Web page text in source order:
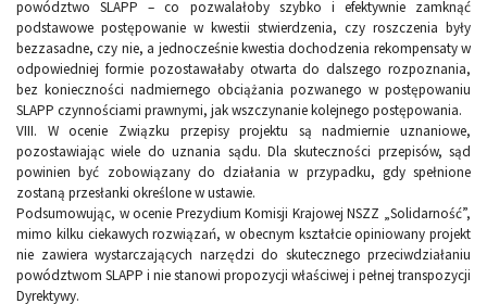
powództwo SLAPP – co pozwalałoby szybko i efektywnie zamknąć
podstawowe postępowanie w kwestii stwierdzenia, czy roszczenia były
bezzasadne, czy nie, a jednocześnie kwestia dochodzenia rekompensaty w
odpowiedniej formie pozostawałaby otwarta do dalszego rozpoznania,
bez konieczności nadmiernego obciążania pozwanego w postępowaniu
SLAPP czynnościami prawnymi, jak wszczynanie kolejnego postępowania.
VIII. W ocenie Związku przepisy projektu są nadmiernie uznaniowe,
pozostawiając wiele do uznania sądu. Dla skuteczności przepisów, sąd
powinien być zobowiązany do działania w przypadku, gdy spełnione
zostaną przesłanki określone w ustawie.
Podsumowując, w ocenie Prezydium Komisji Krajowej NSZZ „Solidarność”,
mimo kilku ciekawych rozwiązań, w obecnym kształcie opiniowany projekt
nie zawiera wystarczających narzędzi do skutecznego przeciwdziałaniu
powództwom SLAPP i nie stanowi propozycji właściwej i pełnej transpozycji
Dyrektywy.